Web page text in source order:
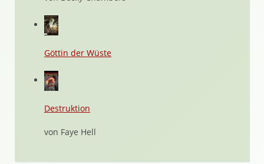
Göttin der Wüste
Destruktion
von Faye Hell